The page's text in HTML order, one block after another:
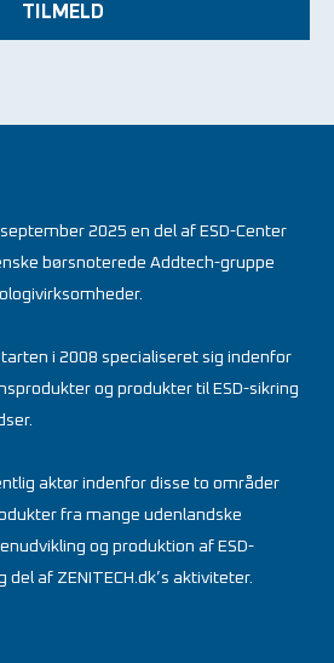
TILMELD
september 2025 en del af ESD-Center
børsnoterede Addtech-gruppe
i 2008 specialiseret sig indenfor
og produkter til ESD-sikring
aktør indenfor disse to områder
fra mange udenlandske
og produktion af ESD-
af ZENITECH.dk’s aktiviteter.